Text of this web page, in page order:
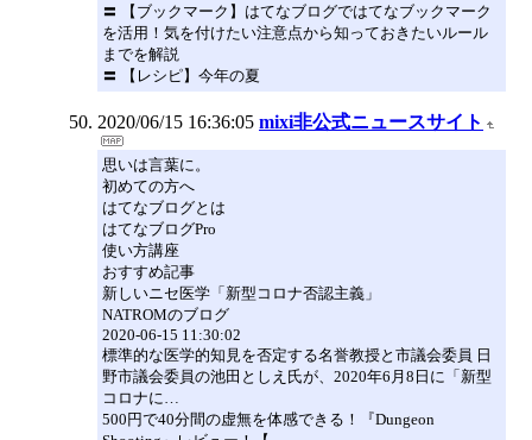
〓 【ブックマーク】はてなブログではてなブックマーク
を活用！気を付けたい注意点から知っておきたいルール
までを解説
〓 【レシピ】今年の夏
2020/06/15 16:36:05 mixi非公式ニュースサイト
思いは言葉に。
初めての方へ
はてなブログとは
はてなブログPro
使い方講座
おすすめ記事
新しいニセ医学「新型コロナ否認主義」
NATROMのブログ
2020-06-15 11:30:02
標準的な医学的知見を否定する名誉教授と市議会委員 日
野市議会委員の池田としえ氏が、2020年6月8日に「新型
コロナに…
500円で40分間の虚無を体感できる！『Dungeon